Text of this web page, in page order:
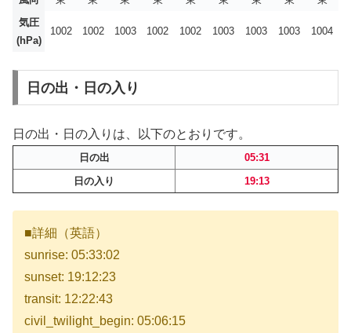
気圧
(hPa)
1002 1002 1003 1002 1002 1003 1003 1003 1004
日の出・日の入り
日の出・日の入りは、以下のとおりです。
日の出
05:31
日の入り
19:13
■詳細（英語）
sunrise: 05:33:02
sunset: 19:12:23
transit: 12:22:43
civil_twilight_begin: 05:06:15